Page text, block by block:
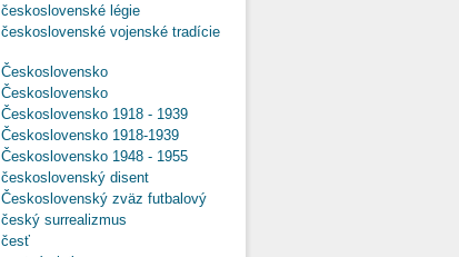
československé légie
československé vojenské tradície
Československo
Československo
Československo 1918 - 1939
Československo 1918-1939
Československo 1948 - 1955
československý disent
Československý zväz futbalový
český surrealizmus
česť